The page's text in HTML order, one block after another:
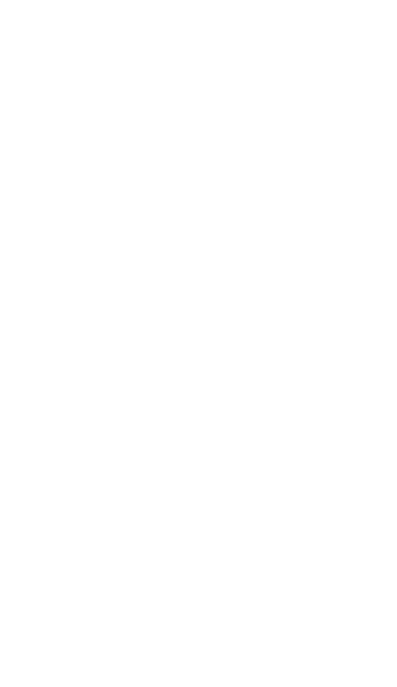
seules actions, mais par la miséricorde et le pardon infinis
en une fraction du temps—tout en maintenant la profondeur
Eid, fêtes islamiques), les sermons d'événements de la vie
des listes, des citations, des blocs de code, des commandes
instantanés.
collections de Hadith authentifiées incluant Sahih Bukhari et Sahih
des suggestions d'amélioration alimentées par l'IA couvrant la
marquage des favoris, archivage sans suppression, filtrage par
heures de prière ou approfondir votre compréhension de
l'ordre du Coran, vers le bas pour revoir ce que vous avez lu.
Keffiyeh palestinien, Zardozi indo-pakistanais, Kaaba
d'écran, des polices arabes et de traduction. Faites-en le vôtre.
retrouver un verset aimé. Partagez de belles images de
versets en un toucher.
La plupart des notifications contiennent un verset
somali, swahili, tamoul, portugais, russe, italien, néerlandais,
soutien nous aide à continuer à construire pour la oumma et
incha'Allah.